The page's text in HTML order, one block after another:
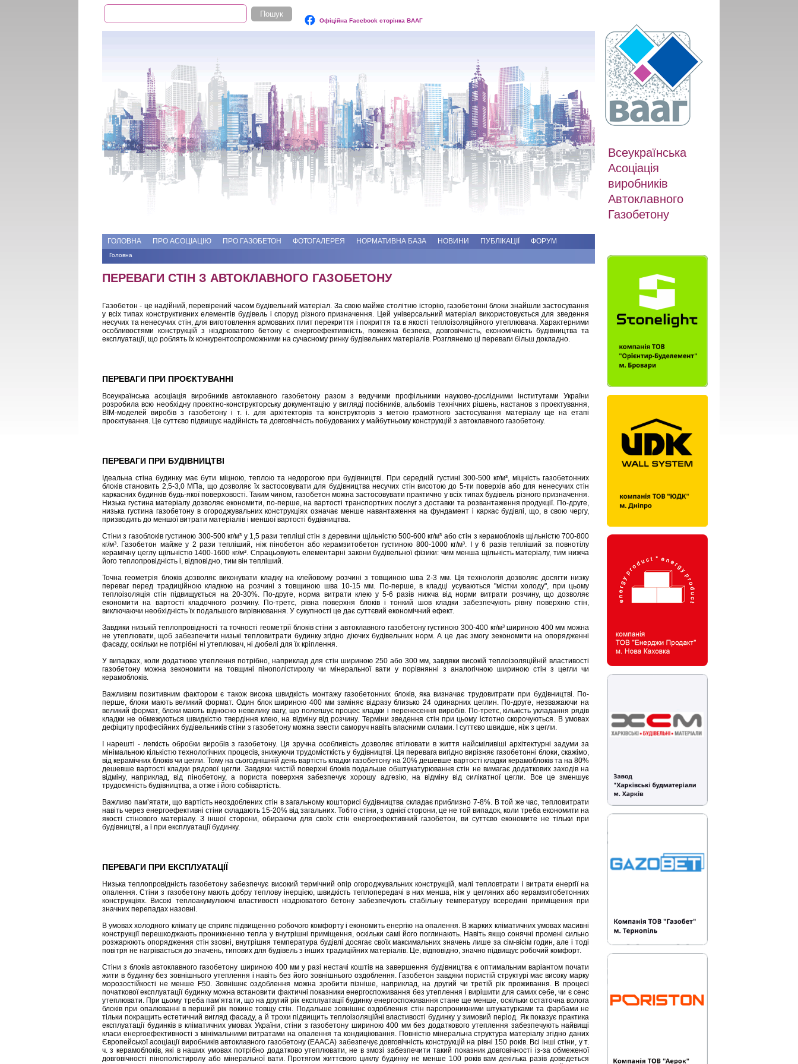
Пошукова форма
Пошук
Офіційна Facebook сторінка ВААГ
Всеукраїнська
Асоціація
виробників
Автоклавного
Газобетону
ГОЛОВНА ПРО АСОЦІАЦІЮ ПРО ГАЗОБЕТОН ФОТОГАЛЕРЕЯ НОРМАТИВНА БАЗА НОВИНИ ПУБЛІКАЦІЇ ФОРУМ
Ви є тут
Головна
ПЕРЕВАГИ СТІН З АВТОКЛАВНОГО ГАЗОБЕТОНУ
Газобетон - це надійний, перевірений часом будівельний матеріал. За свою майже столітню історію, газобетонні блоки знайшли застосування
у всіх типах конструктивних елементів будівель і споруд різного призначення. Цей універсальний матеріал використовується для зведення
несучих та ненесучих стін, для виготовлення армованих плит перекриття і покриття та в якості теплоізоляційного утеплювача. Характерними
особливостями конструкцій з ніздрюватого бетону є енергоефективність, пожежна безпека, довговічність, економічність будівництва та
експлуатації, що роблять їх конкурентоспроможними на сучасному ринку будівельних матеріалів. Розглянемо ці переваги більш докладно.
ПЕРЕВАГИ ПРИ ПРОЄКТУВАННІ
Всеукраїнська асоціація виробників автоклавного газобетону разом з ведучими профільними науково-дослідними інститутами України
розробила всю необхідну проєктно-конструкторську документацію у вигляді посібників, альбомів технічних рішень, настанов з проєктування,
BIM-моделей виробів з газобетону і т. і. для архітекторів та конструкторів з метою грамотного застосування матеріалу ще на етапі
проєктування. Це суттєво підвищує надійність та довговічність побудованих у майбутньому конструкцій з автоклавного газобетону.
ПЕРЕВАГИ ПРИ БУДІВНИЦТВІ
Ідеальна стіна будинку має бути міцною, теплою та недорогою при будівництві. При середній густині 300-500 кг/м³, міцність газобетонних
блоків становить 2,5-3,0 МПа, що дозволяє їх застосовувати для будівництва несучих стін висотою до 5-ти поверхів або для ненесучих стін
каркасних будинків будь-якої поверховості. Таким чином, газобетон можна застосовувати практично у всіх типах будівель різного призначення.
Низька густина матеріалу дозволяє економити, по-перше, на вартості транспортних послуг з доставки та розвантаження продукції. По-друге,
низька густина газобетону в огороджувальних конструкціях означає менше навантаження на фундамент і каркас будівлі, що, в свою чергу,
призводить до меншої витрати матеріалів і меншої вартості будівництва.
Стіни з газоблоків густиною 300-500 кг/м³ у 1,5 рази тепліші стін з деревини щільністю 500-600 кг/м³ або стін з керамоблоків щільністю 700-800
кг/м³. Газобетон майже у 2 рази тепліший, ніж пінобетон або керамзитобетон густиною 800-1000 кг/м³. І у 6 разів тепліший за повнотілу
керамічну цеглу щільністю 1400-1600 кг/м³. Спрацьовують елементарні закони будівельної фізики: чим менша щільність матеріалу, тим нижча
його теплопровідність і, відповідно, тим він тепліший.
Точна геометрія блоків дозволяє виконувати кладку на клейовому розчині з товщиною шва 2-3 мм. Ця технологія дозволяє досягти низку
переваг перед традиційною кладкою на розчині з товщиною шва 10-15 мм. По-перше, в кладці усуваються "містки холоду", при цьому
теплоізоляція стін підвищується на 20-30%. По-друге, норма витрати клею у 5-6 разів нижча від норми витрати розчину, що дозволяє
економити на вартості кладочного розчину. По-третє, рівна поверхня блоків і тонкий шов кладки забезпечують рівну поверхню стін,
виключаючи необхідність їх подальшого вирівнювання. У сукупності це дає суттєвий економічний ефект.
Завдяки низькій теплопровідності та точності геометрії блоків стіни з автоклавного газобетону густиною 300-400 кг/м³ шириною 400 мм можна
не утеплювати, щоб забезпечити низькі тепловитрати будинку згідно діючих будівельних норм. А це дає змогу зекономити на опорядженні
фасаду, оскільки не потрібні ні утеплювач, ні дюбелі для їх кріплення.
У випадках, коли додаткове утеплення потрібно, наприклад для стін шириною 250 або 300 мм, завдяки високій теплоізоляційній властивості
газобетону можна зекономити на товщині пінополістиролу чи мінеральної вати у порівнянні з аналогічною шириною стін з цегли чи
керамоблоків.
Важливим позитивним фактором є також висока швидкість монтажу газобетонних блоків, яка визначає трудовитрати при будівництві. По-
перше, блоки мають великий формат. Один блок шириною 400 мм заміняє відразу близько 24 одинарних цеглин. По-друге, незважаючи на
великий формат, блоки мають відносно невелику вагу, що полегшує процес кладки і перенесення виробів. По-третє, кількість укладання рядів
кладки не обмежуються швидкістю твердіння клею, на відміну від розчину. Терміни зведення стін при цьому істотно скорочуються. В умовах
дефіциту професійних будівельників стіни з газобетону можна звести саморуч навіть власними силами. І суттєво швидше, ніж з цегли.
І нарешті - легкість обробки виробів з газобетону. Ця зручна особливість дозволяє втілювати в життя найсміливіші архітектурні задуми за
мінімальною кількістю технологічних процесів, знижуючи трудомісткість у будівництві. Ця перевага вигідно вирізняє газобетонні блоки, скажімо,
від керамічних блоків чи цегли. Тому на сьогоднішній день вартість кладки газобетону на 20% дешевше вартості кладки керамоблоків та на 80%
дешевше вартості кладки рядової цегли. Завдяки чистій поверхні блоків подальше обштукатурювання стін не вимагає додаткових заходів на
відміну, наприклад, від пінобетону, а пориста поверхня забезпечує хорошу адгезію, на відміну від силікатної цегли. Все це зменшує
трудоємність будівництва, а отже і його собівартість.
Важливо пам’ятати, що вартість неоздоблених стін в загальному кошторисі будівництва складає приблизно 7-8%. В той же час, тепловитрати
навіть через енергоефективні стіни складають 15-20% від загальних. Тобто стіни, з однієї сторони, це не той випадок, коли треба економити на
якості стінового матеріалу. З іншої сторони, обираючи для своїх стін енергоефективний газобетон, ви суттєво економите не тільки при
будівництві, а і при експлуатації будинку.
ПЕРЕВАГИ ПРИ ЕКСПЛУАТАЦІЇ​
Низька теплопровідність газобетону забезпечує високий термічний опір огороджувальних конструкцій, малі тепловтрати і витрати енергії на
опалення. Стіни з газобетону мають добру теплову інерцією, швидкість теплопередачі в них менша, ніж у цегляних або керамзитобетонних
конструкціях. Високі теплоакумулюючі властивості ніздрюватого бетону забезпечують стабільну температуру всередині приміщення при
значних перепадах назовні.
В умовах холодного клімату це сприяє підвищенню робочого комфорту і економить енергію на опалення. В жарких кліматичних умовах масивні
конструкції перешкоджають проникненню тепла у внутрішні приміщення, оскільки самі його поглинають. Навіть якщо сонячні промені сильно
розжарюють опорядження стін ззовні, внутрішня температура будівлі досягає своїх максимальних значень лише за сім-вісім годин, але і тоді
повітря не нагрівається до значень, типових для будівель з інших традиційних матеріалів. Це, відповідно, значно підвищує робочий комфорт.
Стіни з блоків автоклавного газобетону шириною 400 мм у разі нестачі коштів на завершення будівництва є оптимальним варіантом почати
жити в будинку без зовнішнього утеплення і навіть без його зовнішнього оздоблення. Газобетон завдяки пористій структурі має високу марку
морозостійкості не менше F50. Зовнішнє оздоблення можна зробити пізніше, наприклад, на другий чи третій рік проживання. В процесі
початкової експлуатації будинку можна встановити фактичні показники енергоспоживання без утеплення і вирішити для самих себе, чи є сенс
утеплювати. При цьому треба пам’ятати, що на другий рік експлуатації будинку енергоспоживання стане ще менше, оскільки остаточна волога
блоків при опалюванні в перший рік покине товщу стін. Подальше зовнішнє оздоблення стін паропроникними штукатурками та фарбами не
тільки покращить естетичний вигляд фасаду, а й трохи підвищить теплоізоляційні властивості будинку у зимовий період. Як показує практика
експлуатації будинків в кліматичних умовах України, стіни з газобетону шириною 400 мм без додаткового утеплення забезпечують найвищі
класи енергоефективності з мінімальними витратами на опалення та кондиціювання. Повністю мінеральна структура матеріалу згідно даних
Європейської асоціації виробників автоклавного газобетону (ЕААСА) забезпечує довговічність конструкцій на рівні 150 років. Всі інші стіни, у т.
ч. з керамоблоків, які в наших умовах потрібно додатково утеплювати, не в змозі забезпечити такий показник довговічності із-за обмеженої
довговічності пінополістиролу або мінеральної вати. Протягом життєвого циклу будинку не менше 100 років вам декілька разів доведеться